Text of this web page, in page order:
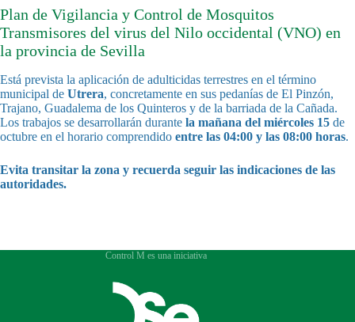
Plan de Vigilancia y Control de Mosquitos
Transmisores del virus del Nilo occidental (VNO) en
la provincia de Sevilla
Está prevista la aplicación de adulticidas terrestres en el término
municipal de Utrera, concretamente en sus pedanías de El Pinzón,
Trajano, Guadalema de los Quinteros y de la barriada de la Cañada.
Los trabajos se desarrollarán durante la mañana del miércoles 15 de
octubre en el horario comprendido entre las 04:00 y las 08:00 horas.
Evita transitar la zona y recuerda seguir las indicaciones de las
autoridades.
Control M es una iniciativa